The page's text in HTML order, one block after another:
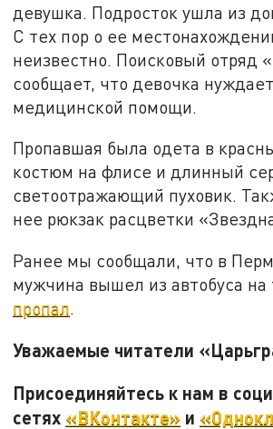
девушка. Подросток ушла из
С тех пор о ее
неизвестно. Поисковый отряд
сообщает, что девочка
медицинской помощи.
Пропавшая была одета в
костюм на флисе и длинный
светоотражающий пуховик.
нее рюкзак расцветки
Ранее мы сообщали, что в
мужчина вышел из автобуса на
пропал.
Уважаемые читатели
Присоединяйтесь к нам в
сетях «ВКонтакте» и